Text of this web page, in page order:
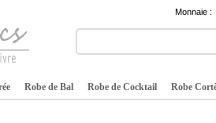
Monnaie :
Robe de Bal Robe de Cocktail Robe